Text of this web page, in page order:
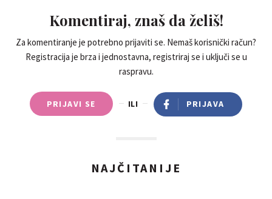
Komentiraj, znaš da želiš!
Za komentiranje je potrebno prijaviti se. Nemaš korisnički račun?
Registracija je brza i jednostavna, registriraj se i uključi se u
raspravu.
PRIJAVI SE ILI PRIJAVA
NAJČITANIJE